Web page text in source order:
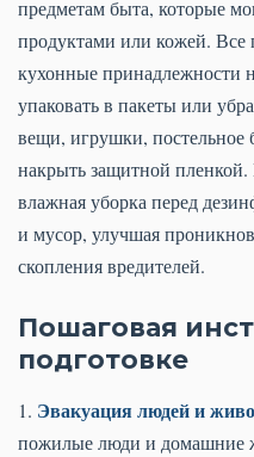
предметам быта, которые
продуктами или кожей. Все
кухонные принадлежности
упаковать в пакеты или
вещи, игрушки, постельное
накрыть защитной пленкой.
влажная уборка перед
и мусор, улучшая
скопления вредителей.
Пошаговая
подготовке
1. Эвакуация людей и
пожилые люди и домашние